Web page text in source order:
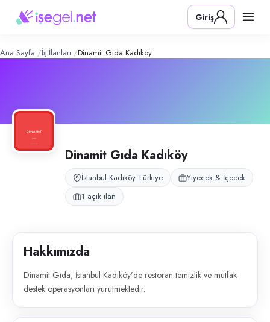
Gıda Kadıköy – Şirket
Konum:
Dinamit Gıda, İstanbul Kadıköy’de restoran temizlik ve mutfak destek
Giriş
Ana Sayfa İş İlanları Dinamit Gıda Kadıköy
Dinamit Gıda Kadıköy
İstanbul Kadıköy Türkiye
Yiyecek & İçecek
1 açık ilan
Hakkımızda
Dinamit Gıda, İstanbul Kadıköy’de restoran temizlik ve mutfak
destek operasyonları yürütmektedir.